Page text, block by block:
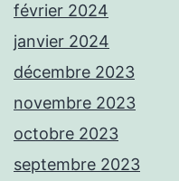
février 2024
janvier 2024
décembre 2023
novembre 2023
octobre 2023
septembre 2023